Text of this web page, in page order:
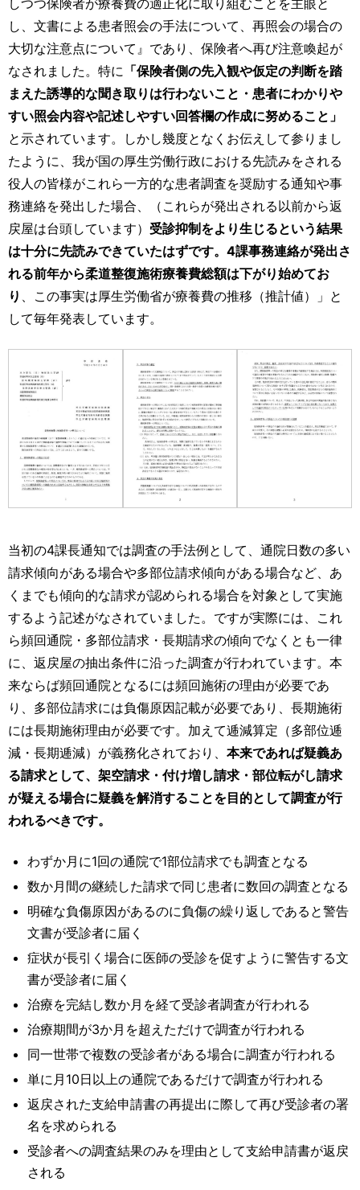
し、文書による患者照会の手法について、再照会の場合の
大切な注意点について』であり、保険者へ再び注意喚起が
なされました。特に 「保険者側の先入観や仮定の判断を踏
まえた誘導的な聞き取りは行わないこと・患者にわかりや
すい照会内容や記述しやすい回答欄の作成に努めること」
と示されています。しかし幾度となくお伝えして参りまし
たように、我が国の厚生労働行政における先読みをされる
役人の皆様がこれら一方的な患者調査を奨励する通知や事
務連絡を発出した場合、（これらが発出される以前から返
戻屋は台頭しています） 受診抑制をより生じるという結果
は十分に先読みできていたはずです。4課事務連絡が発出さ
れる前年から柔道整復施術療養費総額は下がり始めてお
り
、この事実は厚生労働省が療養費の推移（推計値）」と
して毎年発表しています。
当初の4課長通知では調査の手法例として、通院日数の多い
請求傾向がある場合や多部位請求傾向がある場合など、あ
くまでも傾向的な請求が認められる場合を対象として実施
するよう記述がなされていました。ですが実際には、これ
ら頻回通院・多部位請求・長期請求の傾向でなくとも一律
に、返戻屋の抽出条件に沿った調査が行われています。本
来ならば頻回通院となるには頻回施術の理由が必要であ
り、多部位請求には負傷原因記載が必要であり、長期施術
には長期施術理由が必要です。加えて逓減算定（多部位逓
減・長期逓減）が義務化されており、 本来であれば疑義あ
る請求として、架空請求・付け増し請求・部位転がし請求
が疑える場合に疑義を解消することを目的として調査が行
われるべきです。
わずか月に1回の通院で1部位請求でも調査となる
数か月間の継続した請求で同じ患者に数回の調査となる
明確な負傷原因があるのに負傷の繰り返しであると警告
文書が受診者に届く
症状が長引く場合に医師の受診を促すように警告する文
書が受診者に届く
治療を完結し数か月を経て受診者調査が行われる
治療期間が3か月を超えただけで調査が行われる
同一世帯で複数の受診者がある場合に調査が行われる
単に月10日以上の通院であるだけで調査が行われる
返戻された支給申請書の再提出に際して再び受診者の署
名を求められる
受診者への調査結果のみを理由として支給申請書が返戻
される